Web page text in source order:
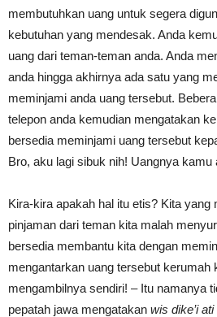
membutuhkan uang untuk segera
kebutuhan yang mendesak. Anda
uang dari teman-teman anda. Anda
anda hingga akhirnya ada satu yang
meminjami anda uang tersebut.
telepon anda kemudian mengatakan
bersedia meminjami uang tersebut
Bro, aku lagi sibuk nih! Uangnya
Kira-kira apakah hal itu etis? Kita yang
pinjaman dari teman kita malah
bersedia membantu kita dengan
mengantarkan uang tersebut kerumah
mengambilnya sendiri! – Itu namanya
pepatah jawa mengatakan wis dike’i